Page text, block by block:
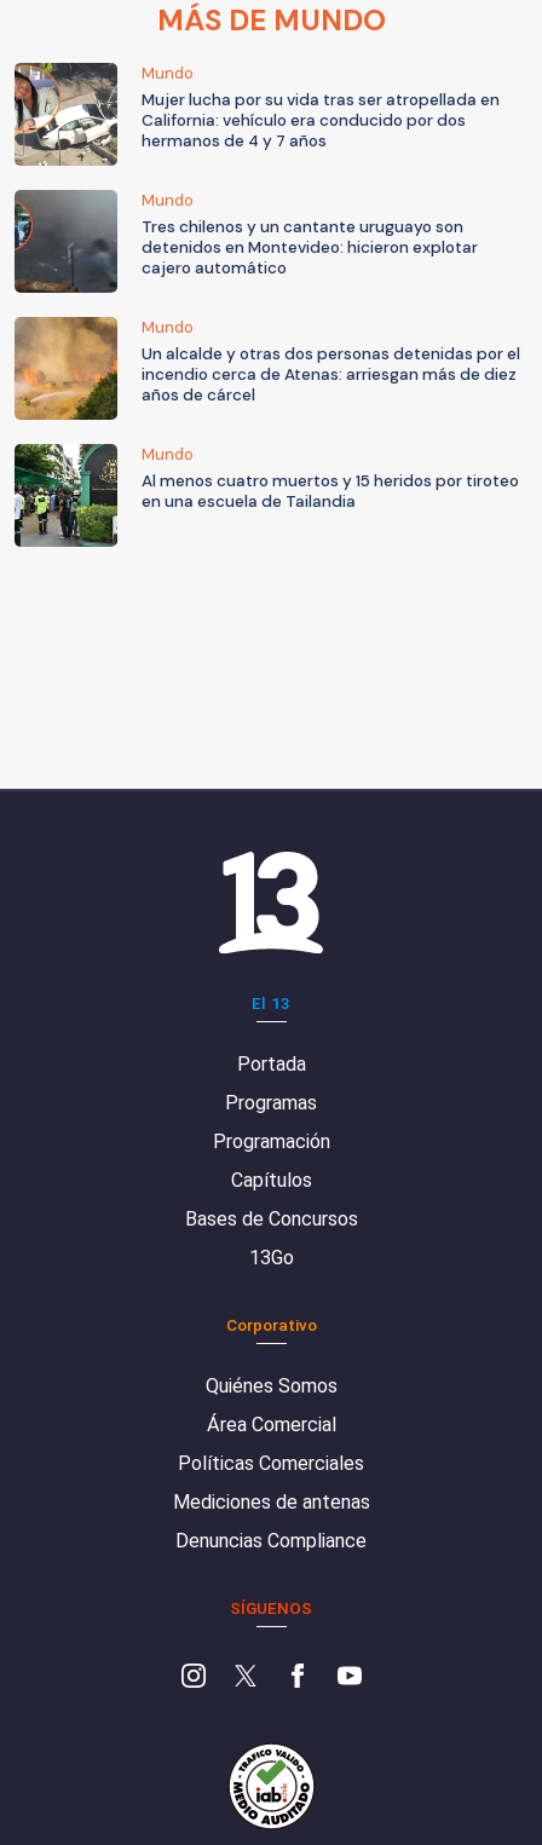
MÁS DE MUNDO
Mundo
Mujer lucha por su vida tras ser atropellada en
California: vehículo era conducido por dos
hermanos de 4 y 7 años
Mundo
Tres chilenos y un cantante uruguayo son
detenidos en Montevideo: hicieron explotar
cajero automático
Mundo
Un alcalde y otras dos personas detenidas por el
incendio cerca de Atenas: arriesgan más de diez
años de cárcel
Mundo
Al menos cuatro muertos y 15 heridos por tiroteo
en una escuela de Tailandia
El 13
Portada
Programas
Programación
Capítulos
Bases de Concursos
13Go
Corporativo
Quiénes Somos
Área Comercial
Políticas Comerciales
Mediciones de antenas
Denuncias Compliance
SÍGUENOS